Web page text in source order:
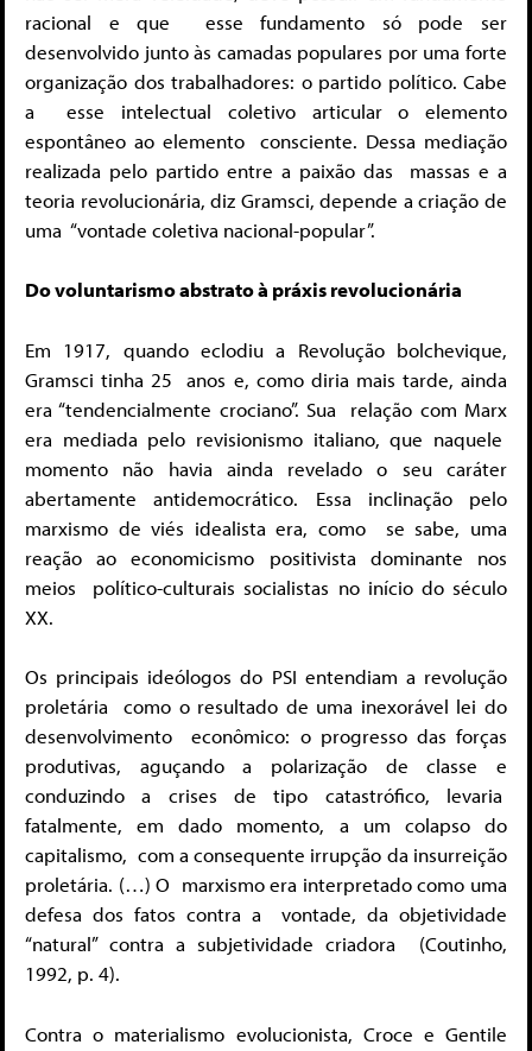
racional e que esse fundamento só pode ser
desenvolvido junto às camadas populares por uma forte
organização dos trabalhadores: o partido político. Cabe
aesse intelectual coletivo articular o elemento
espontâneo ao elementoconsciente. Dessa mediação
realizada pelo partido entre a paixão das massas e a
teoria revolucionária, diz Gramsci, depende a criação de
uma “vontade coletiva nacional-popular”.
Do voluntarismo abstrato à práxis revolucionária
Em 1917, quando eclodiu a Revolução bolchevique,
Gramsci tinha 25anos e, como diria mais tarde, ainda
era “tendencialmente crociano”. Sua relação com Marx
era mediada pelo revisionismo italiano, que naquele
momento não havia ainda revelado o seu caráter
abertamente antidemocrático. Essa inclinação pelo
marxismo de viés idealista era, como se sabe, uma
reação ao economicismo positivista dominante nos
meios político-culturais socialistas no início do século
XX.
Os principais ideólogos do PSI entendiam a revolução
proletáriacomo o resultado de uma inexorável lei do
desenvolvimentoeconômico: o progresso das forças
produtivas, aguçando a polarização de classe e
conduzindo a crises de tipo catastrófico, levaria
fatalmente, em dado momento, a um colapso do
capitalismo, com a consequente irrupção da insurreição
proletária. (…) O marxismo era interpretado como uma
defesa dos fatos contra avontade, da objetividade
“natural” contra a subjetividade criadora (Coutinho,
1992, p. 4).
Contra o materialismo evolucionista, Croce e Gentile